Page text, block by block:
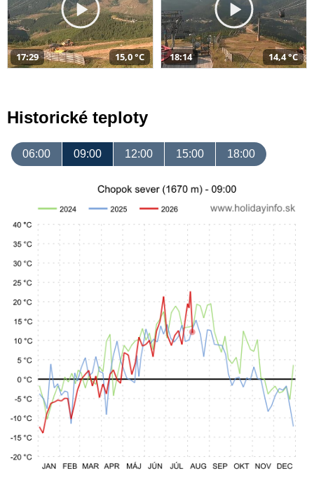
17:29 15,0 °C 18:14 14,4 °C
Historické teploty
06:00 09:00 12:00 15:00 18:00